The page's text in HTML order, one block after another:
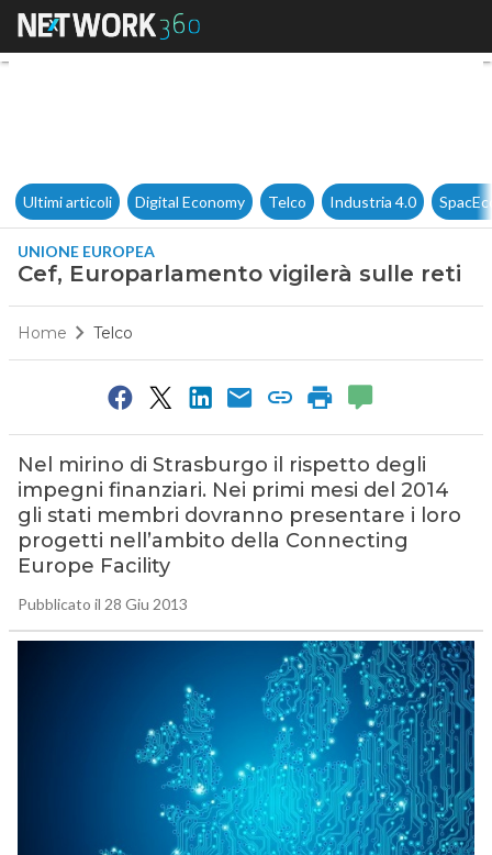
Cef, Europarlamento vigilerà
Ultimi articoli Digital Economy Telco Industria 4.0
UNIONE EUROPEA
Cef, Europarlamento vigilerà sulle reti
Home Telco
Nel mirino di Strasburgo il rispetto degli
impegni finanziari. Nei primi mesi del 2014
gli stati membri dovranno presentare i loro
progetti nell’ambito della Connecting
Europe Facility
Pubblicato il 28 Giu 2013